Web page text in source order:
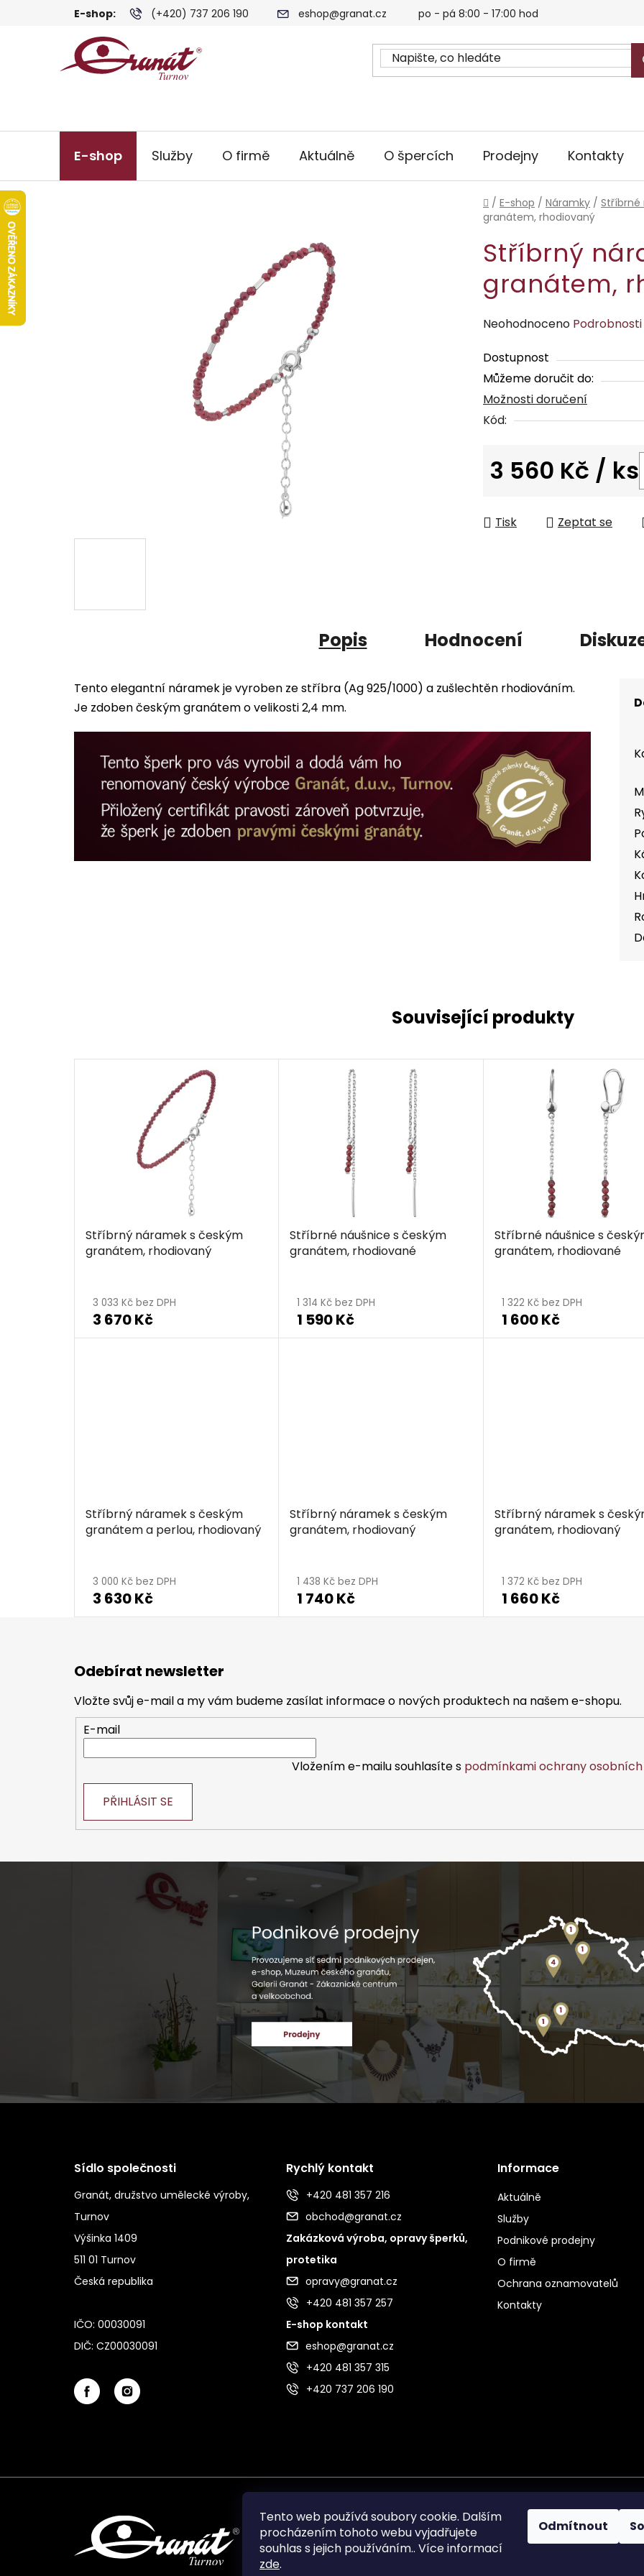
Tento web používá soubory cookie. Dalším
procházením tohoto webu vyjadřujete
souhlas s jejich používáním.. Více informací
zde.
Odmítnout
E-shop: (+420) 737 206 190 eshop@granat.cz po - pá 8:00 - 17:00 hod
E-shop Služby O firmě Aktuálně O špercích Prodejny Kontakty
Domů
/ E-shop / Náramky / Stříbrné
granátem, rhodiovaný
Stříbrný
granátem,
Průměrné
produktu
je
0,0
z
hvězdiček.
Neohodnoceno
Dostupnost
Můžeme doručit do:
Možnosti doručení
Kód:
3 560 Kč / ks
Tisk Zeptat se
Popis Hodnocení
Tento elegantní náramek je vyroben ze stříbra (Ag 925/1000) a zušlechtěn rhodiováním.
Je zdoben českým granátem o velikosti 2,4 mm.
Související produkty
Stříbrný náramek s českým
granátem, rhodiovaný
3 033 Kč bez DPH
3 670 Kč
Stříbrné náušnice s českým
granátem, rhodiované
1 314 Kč bez DPH
1 590 Kč
Stříbrné náušnice s
granátem, rhodiované
1 322 Kč bez DPH
1 600 Kč
Stříbrný náramek s českým
granátem a perlou, rhodiovaný
3 000 Kč bez DPH
3 630 Kč
Stříbrný náramek s českým
granátem, rhodiovaný
1 438 Kč bez DPH
1 740 Kč
Stříbrný náramek s
granátem, rhodiovaný
1 372 Kč bez DPH
1 660 Kč
Odebírat newsletter
Vložte svůj e-mail a my vám budeme zasílat informace o nových produktech na našem e-shopu.
E-mail
Vložením e-mailu souhlasíte s podmínkami ochrany osobních
PŘIHLÁSIT SE
Sídlo společnosti
Granát, družstvo umělecké výroby,
Turnov
Výšinka 1409
511 01 Turnov
Česká republika
IČO: 00030091
DIČ: CZ00030091
Rychlý kontakt
+420 481 357 216
obchod@granat.cz
Zakázková výroba, opravy šperků,
protetika
opravy@granat.cz
+420 481 357 257
E-shop kontakt
eshop@granat.cz
+420 481 357 315
+420 737 206 190
Informace
Aktuálně
Služby
Podnikové prodejny
O firmě
Ochrana oznamovatelů
Kontakty